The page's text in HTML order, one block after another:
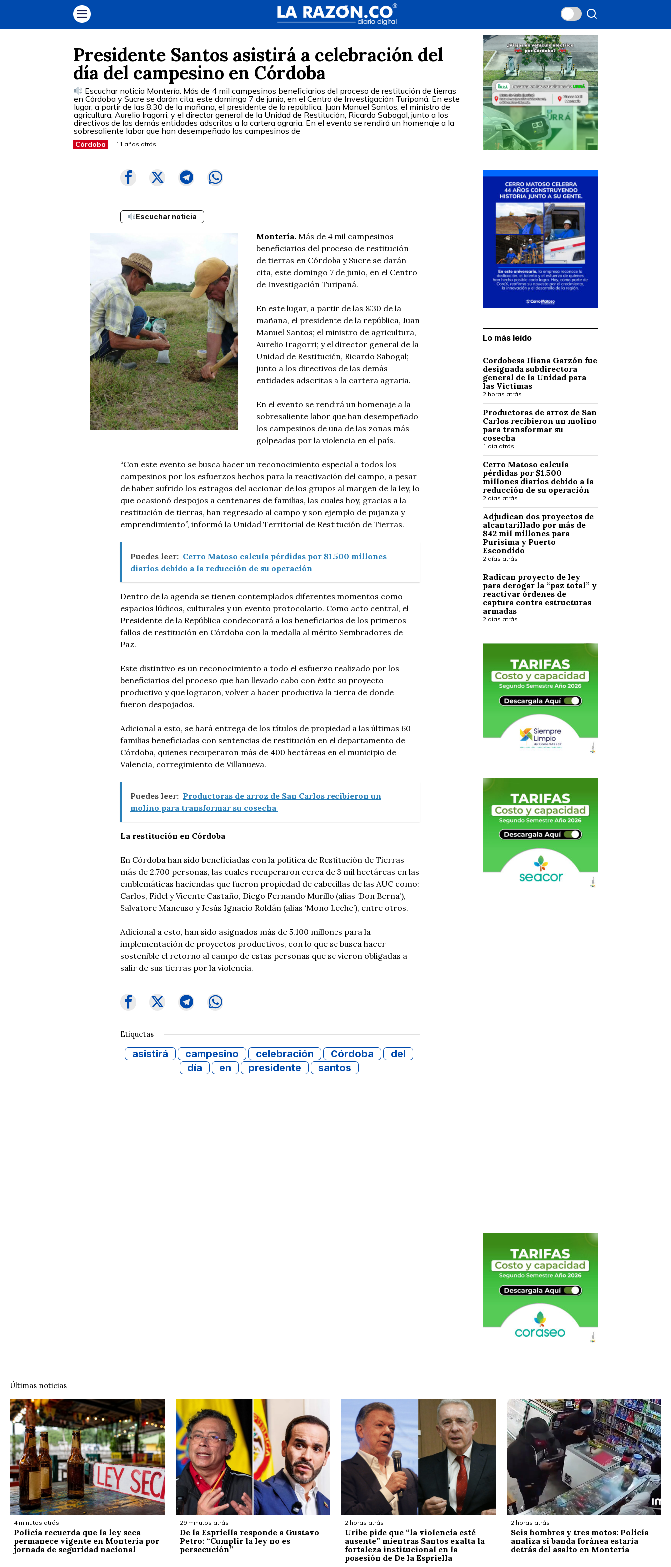
Presidente Santos asistirá a celebración del
día del campesino en Córdoba
Escuchar noticia Montería. Más de 4 mil campesinos beneficiarios del proceso de restitución de tierras
en Córdoba y Sucre se darán cita, este domingo 7 de junio, en el Centro de Investigación Turipaná. En este
lugar, a partir de las 8:30 de la mañana, el presidente de la república, Juan Manuel Santos; el ministro de
agricultura, Aurelio Iragorri; y el director general de la Unidad de Restitución, Ricardo Sabogal; junto a los
directivos de las demás entidades adscritas a la cartera agraria. En el evento se rendirá un homenaje a la
sobresaliente labor que han desempeñado los campesinos de
Córdoba 11 años atrás
Escuchar noticia
Montería. Más de 4 mil campesinos
beneficiarios del proceso de restitución
de tierras en Córdoba y Sucre se darán
cita, este domingo 7 de junio, en el Centro
de Investigación Turipaná.
En este lugar, a partir de las 8:30 de la
mañana, el presidente de la república, Juan
Manuel Santos; el ministro de agricultura,
Aurelio Iragorri; y el director general de la
Unidad de Restitución, Ricardo Sabogal;
junto a los directivos de las demás
entidades adscritas a la cartera agraria.
En el evento se rendirá un homenaje a la
sobresaliente labor que han desempeñado
los campesinos de una de las zonas más
golpeadas por la violencia en el país.
“Con este evento se busca hacer un reconocimiento especial a todos los
campesinos por los esfuerzos hechos para la reactivación del campo, a pesar
de haber sufrido los estragos del accionar de los grupos al margen de la ley, lo
que ocasionó despojos a centenares de familias, las cuales hoy, gracias a la
restitución de tierras, han regresado al campo y son ejemplo de pujanza y
emprendimiento”, informó la Unidad Territorial de Restitución de Tierras.
Puedes leer: Cerro Matoso calcula pérdidas por $1.500 millones
diarios debido a la reducción de su operación
Dentro de la agenda se tienen contemplados diferentes momentos como
espacios lúdicos, culturales y un evento protocolario. Como acto central, el
Presidente de la República condecorará a los beneficiarios de los primeros
fallos de restitución en Córdoba con la medalla al mérito Sembradores de
Paz.
Este distintivo es un reconocimiento a todo el esfuerzo realizado por los
beneficiarios del proceso que han llevado cabo con éxito su proyecto
productivo y que lograron, volver a hacer productiva la tierra de donde
fueron despojados.
Adicional a esto, se hará entrega de los títulos de propiedad a las últimas 60
familias beneficiadas con sentencias de restitución en el departamento de
Córdoba, quienes recuperaron más de 400 hectáreas en el municipio de
Valencia, corregimiento de Villanueva.
Puedes leer: Productoras de arroz de San Carlos recibieron un
molino para transformar su cosecha
La restitución en Córdoba
En Córdoba han sido beneficiadas con la política de Restitución de Tierras
más de 2.700 personas, las cuales recuperaron cerca de 3 mil hectáreas en las
emblemáticas haciendas que fueron propiedad de cabecillas de las AUC como:
Carlos, Fidel y Vicente Castaño, Diego Fernando Murillo (alias ‘Don Berna’),
Salvatore Mancuso y Jesús Ignacio Roldán (alias ‘Mono Leche’), entre otros.
Adicional a esto, han sido asignados más de 5.100 millones para la
implementación de proyectos productivos, con lo que se busca hacer
sostenible el retorno al campo de estas personas que se vieron obligadas a
salir de sus tierras por la violencia.
Etiquetas
asistirá campesino celebración Córdoba
del
día
en presidente santos
Lo más leído
Cordobesa Iliana Garzón fue
designada subdirectora
general de la Unidad para
las Víctimas
2 horas atrás
Productoras de arroz de San
Carlos recibieron un molino
para transformar su
cosecha
1 día atrás
Cerro Matoso calcula
pérdidas por $1.500
millones diarios debido a la
reducción de su operación
2 días atrás
Adjudican dos proyectos de
alcantarillado por más de
$42 mil millones para
Purísima y Puerto
Escondido
2 días atrás
Radican proyecto de ley
para derogar la “paz total” y
reactivar órdenes de
captura contra estructuras
armadas
2 días atrás
Últimas noticias
4 minutos atrás
Policía recuerda que la ley seca
permanece vigente en Montería por
jornada de seguridad nacional
29 minutos atrás
De la Espriella responde a Gustavo
Petro: “Cumplir la ley no es
persecución”
2 horas atrás
Uribe pide que “la violencia esté
ausente” mientras Santos exalta la
fortaleza institucional en la
posesión de De la Espriella
2 horas atrás
Seis hombres y tres motos: Policía
analiza si banda foránea estaría
detrás del asalto en Montería